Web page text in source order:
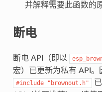
并解释需要此函数的
断电
断电 API（即以
宏）已更新为私有 API
#include "brownout.h"